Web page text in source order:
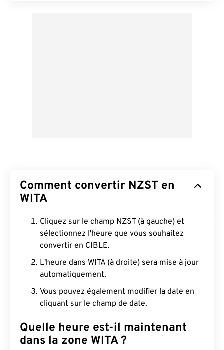
Comment convertir NZST en
WITA
Cliquez sur le champ NZST (à gauche) et
sélectionnez l'heure que vous souhaitez
convertir en CIBLE.
L'heure dans WITA (à droite) sera mise à jour
automatiquement.
Vous pouvez également modifier la date en
cliquant sur le champ de date.
Quelle heure est-il maintenant
dans la zone WITA ?